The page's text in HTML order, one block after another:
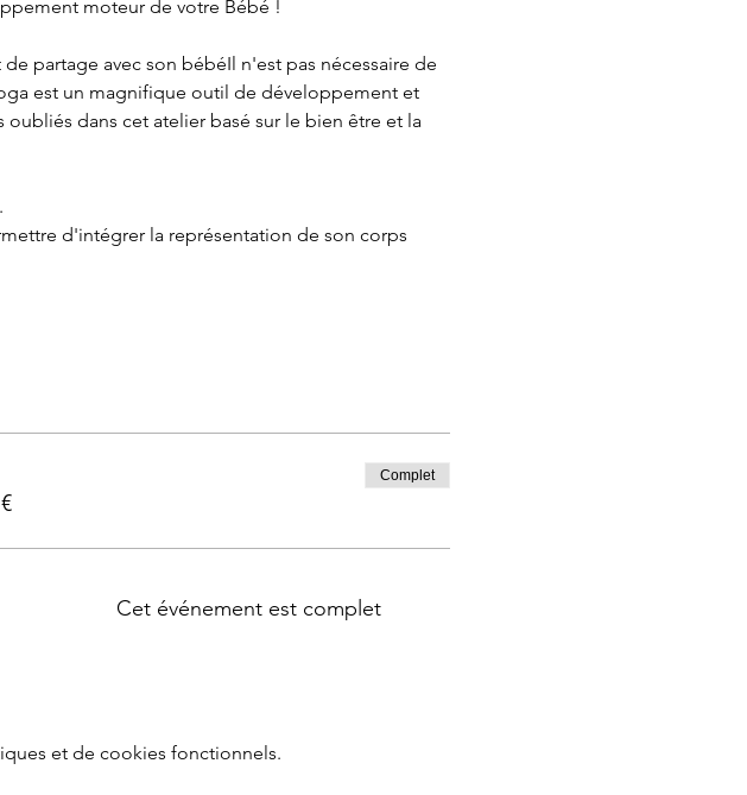
moteur de votre Bébé !
partage avec son bébéIl n'est pas nécessaire de
est un magnifique outil de développement et
dans cet atelier basé sur le bien être et la
d'intégrer la représentation de son corps
Complet
Cet événement est complet
et de cookies fonctionnels.